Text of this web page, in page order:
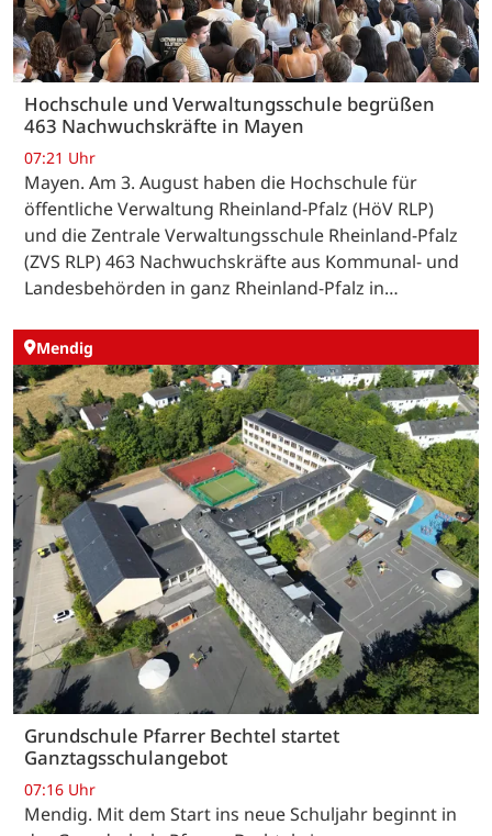
Hochschule und Verwaltungsschule begrüßen
463 Nachwuchskräfte in Mayen
07:21 Uhr
Mayen. Am 3. August haben die Hochschule für
öffentliche Verwaltung Rheinland-Pfalz (HöV RLP)
und die Zentrale Verwaltungsschule Rheinland-Pfalz
(ZVS RLP) 463 Nachwuchskräfte aus Kommunal- und
Landesbehörden in ganz Rheinland-Pfalz in…
Mendig
Grundschule Pfarrer Bechtel startet
Ganztagsschulangebot
07:16 Uhr
Mendig. Mit dem Start ins neue Schuljahr beginnt in